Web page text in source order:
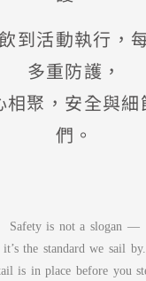
到活動執行，
多重防護，
相聚，安全與
們。
Safety is not a slogan —
it’s the standard we sail by.
is in place before you